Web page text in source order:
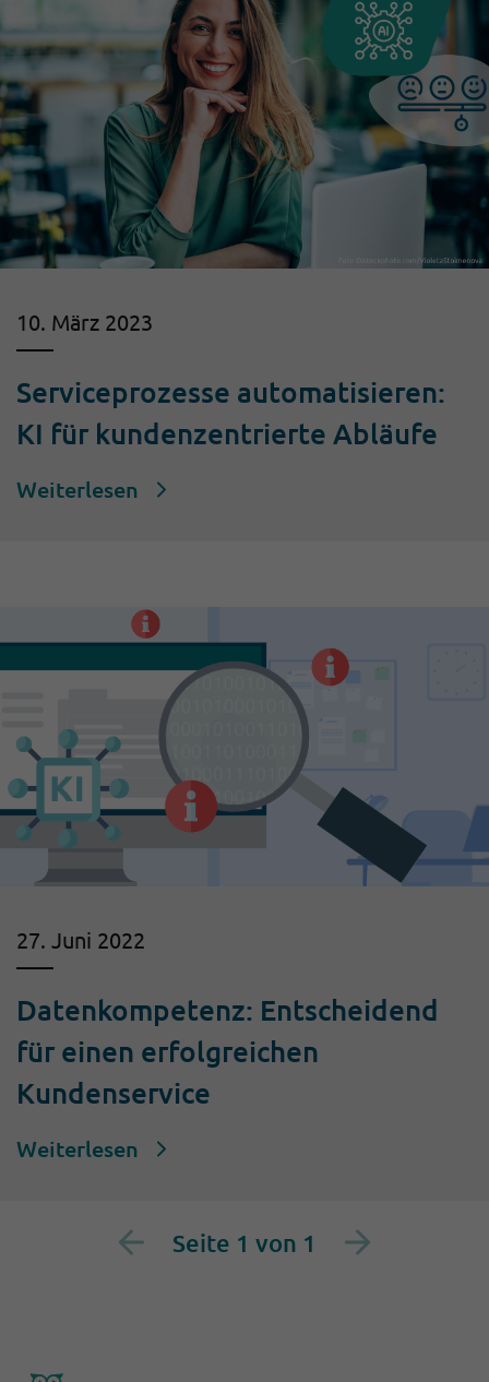
10. März 2023
Serviceprozesse automatisieren:
KI für kundenzentrierte Abläufe
Weiterlesen
27. Juni 2022
Datenkompetenz: Entscheidend
für einen erfolgreichen
Kundenservice
Weiterlesen
Seite 1 von 1